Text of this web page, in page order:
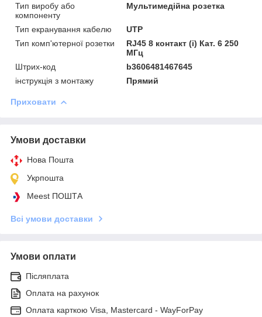
Тип виробу або
компоненту
Мультимедійна розетка
Тип екранування кабелю
UTP
Тип комп'ютерної розетки
RJ45 8 контакт (і) Кат. 6 250
МГц
Штрих-код
b3606481467645
інструкція з монтажу
Прямий
Приховати
Умови доставки
Нова Пошта
Укрпошта
Meest ПОШТА
Всі умови доставки
Умови оплати
Післяплата
Оплата на рахунок
Оплата карткою Visa, Mastercard - WayForPay